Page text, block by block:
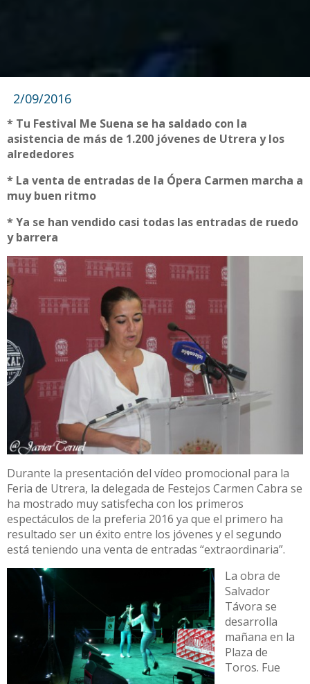
2/09/2016
* Tu Festival Me Suena se ha saldado con la
asistencia de más de 1.200 jóvenes de Utrera y los
alrededores
* La venta de entradas de la Ópera Carmen marcha a
muy buen ritmo
* Ya se han vendido casi todas las entradas de ruedo
y barrera
Durante la presentación del vídeo promocional para la
Feria de Utrera, la delegada de Festejos Carmen Cabra se
ha mostrado muy satisfecha con los primeros
espectáculos de la preferia 2016 ya que el primero ha
resultado ser un éxito entre los jóvenes y el segundo
está teniendo una venta de entradas “extraordinaria”.
La obra de
Salvador
Távora se
desarrolla
mañana en la
Plaza de
Toros. Fue